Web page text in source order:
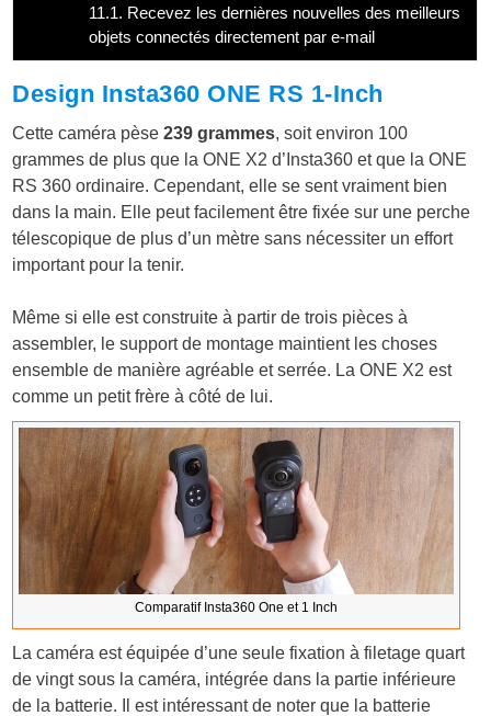
11.1. Recevez les dernières nouvelles des meilleurs
objets connectés directement par e-mail
Design Insta360 ONE RS 1-Inch
Cette caméra pèse239 grammes, soit environ 100
grammes de plus que la ONE X2 d’Insta360 et que la ONE
RS 360 ordinaire. Cependant, elle se sent vraiment bien
dans la main. Elle peut facilement être fixée sur une perche
télescopique de plus d’un mètre sans nécessiter un effort
important pour la tenir.
Même si elle est construite à partir de trois pièces à
assembler, le support de montage maintient les choses
ensemble de manière agréable et serrée. La ONE X2 est
comme un petit frère à côté de lui.
Comparatif Insta360 One et 1 Inch
La caméra est équipée d’une seule fixation à filetage quart
de vingt sous la caméra, intégrée dans la partie inférieure
de la batterie. Il est intéressant de noter que la batterie